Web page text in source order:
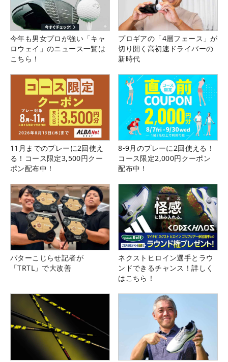
今年も男女プロが強い「キャ
ロウェイ」のニュース一覧は
こちら！
プロギアの「4層フェース」が
切り開く高初速ドライバーの
新時代
11月までのプレーに2回使え
る！コース限定3,500円クー
ポン配布中！
8-9月のプレーに2回使える！
コース限定2,000円クーポン
配布中！
パターこじらせ記者が
「TRTL」で大改善
ネクストヒロイン選手とラウ
ンドできるチャンス！詳しく
はこちら！